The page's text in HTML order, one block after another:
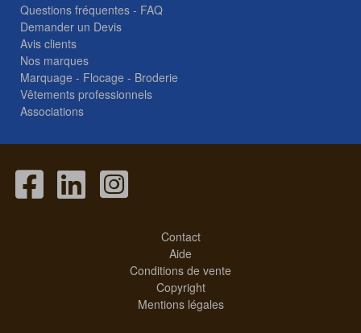
Questions fréquentes - FAQ
Demander un Devis
Avis clients
Nos marques
Marquage - Flocage - Broderie
Vêtements professionnels
Associations
Contact
Aide
Conditions de vente
Copyright
Mentions légales